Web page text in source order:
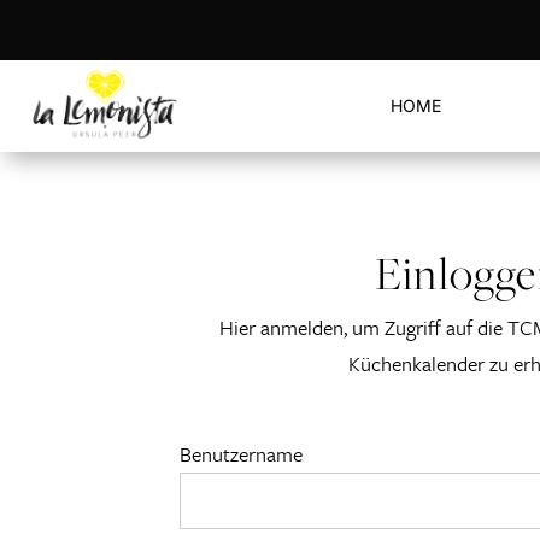
HOME
Hier anmelden, um Zugriff auf die
Küchenkalender zu
Benutzername